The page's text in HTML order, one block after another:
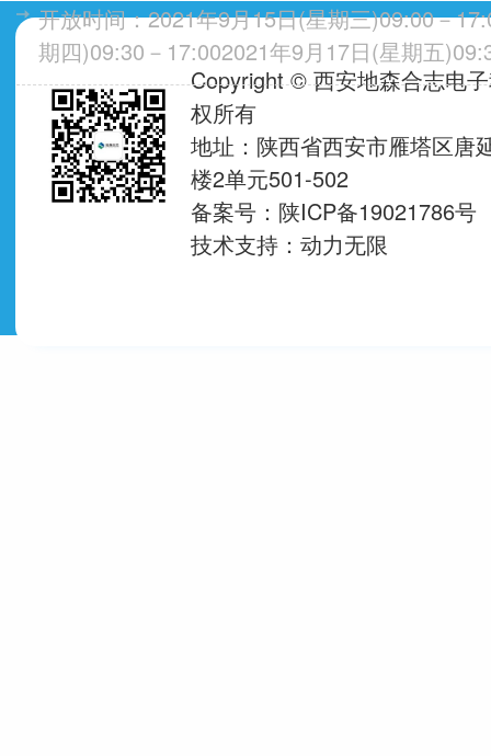
开放时间：2021年9月15日(星期三)09:00－
期四)09:30－17:002021年9月17日(星期五
35000平方米（预计）...Copyright © 西安地森合志电
权所有
地址：陕西省西安市雁塔区唐
楼2单元501-502
备案号：陕ICP备19021786号
技术支持： 动力无限